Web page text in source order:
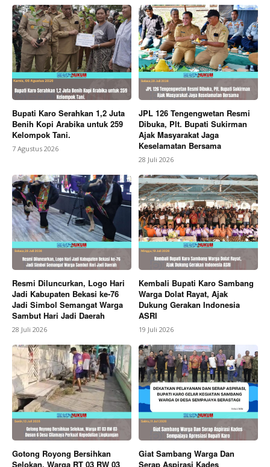
News Week
Magazine PRO
SUBSCRIBE NOW
Bupati Karo Serahkan 1,2 Juta
Benih Kopi Arabika untuk 259
Kelompok Tani.
7 Agustus 2026
JPL 126 Tengengwetan Resmi
Dibuka, Plt. Bupati Sukirman
Ajak Masyarakat Jaga
Keselamatan Bersama
28 Juli 2026
Resmi Diluncurkan, Logo Hari
Jadi Kabupaten Bekasi ke-76
Jadi Simbol Semangat Warga
Sambut Hari Jadi Daerah
28 Juli 2026
Kembali Bupati Karo Sambang
Warga Dolat Rayat, Ajak
Dukung Gerakan Indonesia
ASRI
19 Juli 2026
Gotong Royong Bersihkan
Selokan, Warga RT 03 RW 03
Giat Sambang Warga Dan
Serap Aspirasi Kades